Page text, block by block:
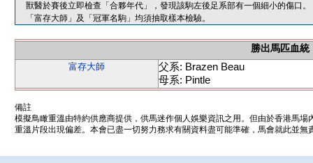
獸醫於賽後立即檢查「合夥年代」，發現該駒左後足系部有一個細小的傷口。
「富存大師」及「冠軍名駒」均須抽取樣本檢驗。
勝出馬匹血統
富存大師
父系: Brazen Beau
母系: Pintle
備註
模擬鳥瞰重溫由特約供應商提供，供馬迷作個人娛樂資訊之用。但由於香港馬
重溫片段出現偏差。本會已盡一切努力務求有關資料盡可能準確，馬會就此並